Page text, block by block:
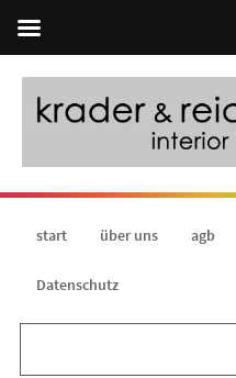
start über uns agb
Datenschutz